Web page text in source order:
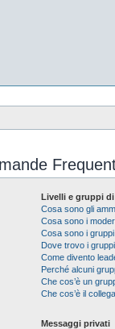
Livelli e gruppi
Cosa sono gli
Cosa sono i
Cosa sono i
Dove trovo i
Come divento
Perché alcuni
Che cos’è un
Che cos’è il
Messaggi privati